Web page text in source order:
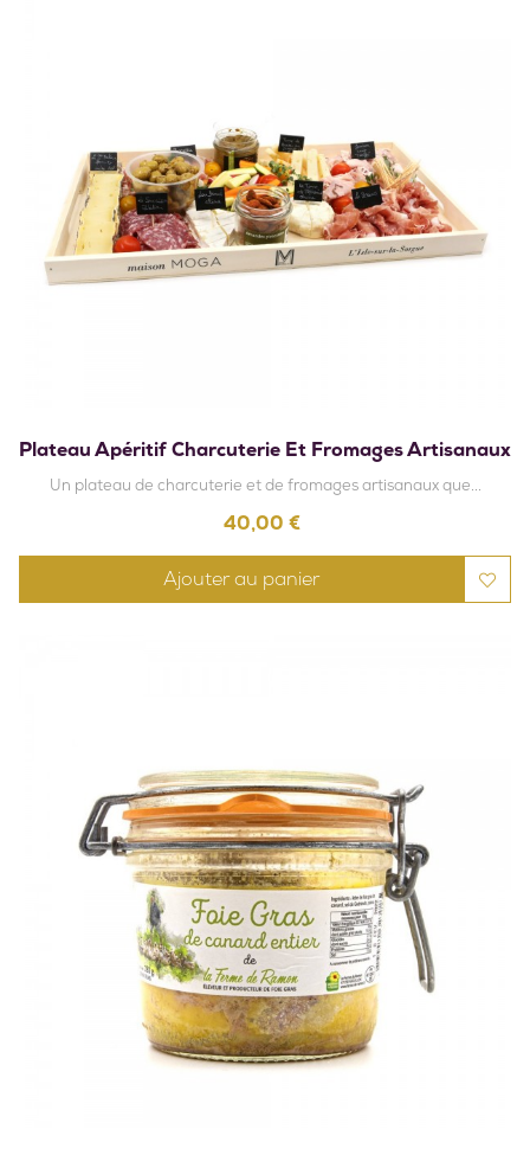
Plateau Apéritif Charcuterie Et Fromages Artisanaux
Un plateau de charcuterie et de fromages artisanaux que...
Prix
40,00 €
Ajouter au panier